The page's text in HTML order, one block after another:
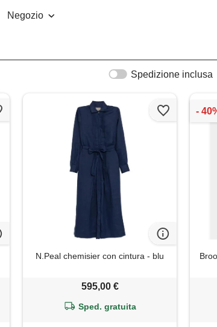
Negozio
Spedizione inclusa
N.Peal chemisier con cintura - blu
595,00 €
Sped. gratuita